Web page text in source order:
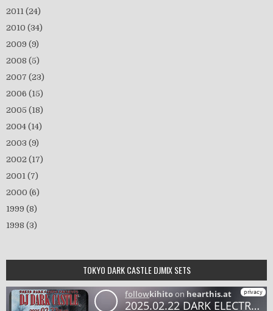
2011 (24)
2010 (34)
2009 (9)
2008 (5)
2007 (23)
2006 (15)
2005 (18)
2004 (14)
2003 (9)
2002 (17)
2001 (7)
2000 (6)
1999 (8)
1998 (3)
TOKYO DARK CASTLE DJMIX SETS